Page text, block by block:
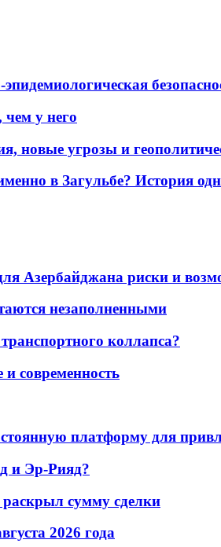
у него
новые угрозы и
в Загульбе? История
Азербайджана риски и
незаполненными
коллапса?
современность
платформу для
и Эр-Рияд?
раскрыл сумму сделки
2026 года